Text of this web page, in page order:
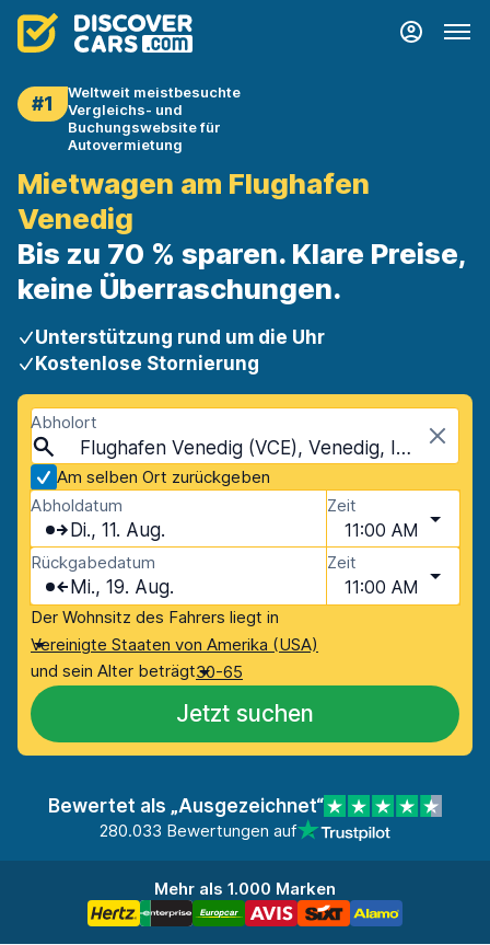
#1
Weltweit meistbesuchte
Vergleichs- und
Buchungswebsite für
Autovermietung
Mietwagen am Flughafen
Venedig
Bis zu 70 % sparen. Klare Preise,
keine Überraschungen.
Unterstützung rund um die Uhr
Kostenlose Stornierung
Abholort
Flughafen Venedig (VCE), Venedig, Italien
Am selben Ort zurückgeben
Abholdatum
Di., 11. Aug.
Zeit
11:00 AM
Rückgabedatum
Mi., 19. Aug.
Zeit
11:00 AM
Der Wohnsitz des Fahrers liegt in
Vereinigte Staaten von Amerika (USA)
und sein Alter beträgt30-65
Jetzt suchen
Bewertet als „Ausgezeichnet“
280.033 Bewertungen auf
Mehr als 1.000 Marken